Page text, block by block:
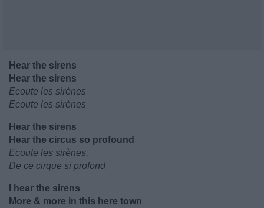
Hear the sirens
Hear the sirens
Ecoute les sirènes
Ecoute les sirènes
Hear the sirens
Hear the circus so profound
Ecoute les sirènes,
De ce cirque si profond
I hear the sirens
More & more in this here town